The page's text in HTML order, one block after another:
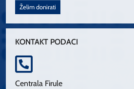
Želim donirati
KONTAKT PODACI
Centrala Firule